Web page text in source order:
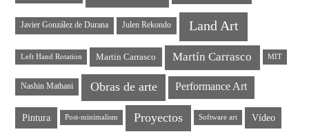
Javier González de Durana Julen Rekondo Land Art
Left Hand Rotation Martin Carrasco Martín Carrasco MIT
Nashin Mathani Obras de arte Performance Art
Pintura Post-minimalism Proyectos Software art Vídeo